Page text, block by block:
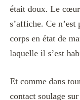
était doux. Le
s’affiche. Ce n’est
corps en état de
laquelle il s’est
Et comme dans
contact soulage